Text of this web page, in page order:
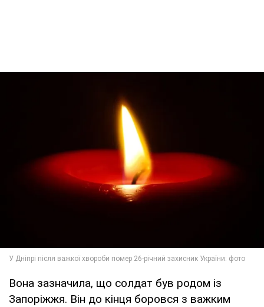
Вона зазначила, що солдат був родом із
Запоріжжя. Він до кінця боровся з важким